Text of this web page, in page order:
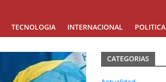
TECNOLOGIA INTERNACIONAL POLITICA
CATEGORIAS